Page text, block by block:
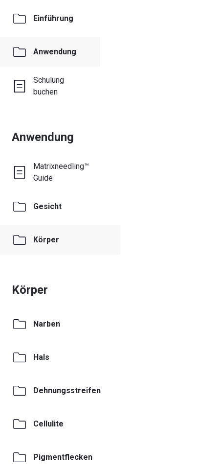
Einführung
Anwendung
Schulung
buchen
Anwendung
Matrixneedling™
Guide
Gesicht
Körper
Körper
Narben
Hals
Dehnungsstreifen
Cellulite
Pigmentflecken